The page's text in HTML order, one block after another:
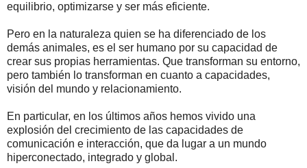
equilibrio, optimizarse y ser más eficiente.
Pero en la naturaleza quien se ha diferenciado de los
demás animales, es el ser humano por su capacidad de
crear sus propias herramientas. Que transforman su entorno,
pero también lo transforman en cuanto a capacidades,
visión del mundo y relacionamiento.
En particular, en los últimos años hemos vivido una
explosión del crecimiento de las capacidades de
comunicación e interacción, que da lugar a un mundo
hiperconectado, integrado y global.